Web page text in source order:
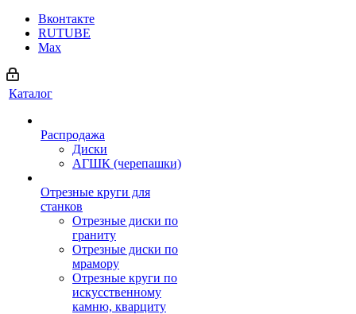
Вконтакте
RUTUBE
Max
Каталог
Распродажа
Диски
АГШК (черепашки)
Отрезные круги для
станков
Отрезные диски по
граниту
Отрезные диски по
мрамору
Отрезные круги по
искусственному
камню, кварциту